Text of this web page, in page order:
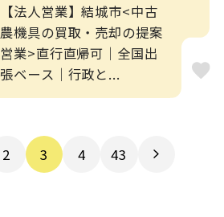
【法人営業】結城市<中古
農機具の買取・売却の提案
営業>直行直帰可｜全国出
張ベース｜行政と...
2 3 4 43